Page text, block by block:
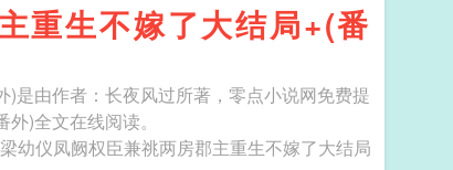
重生不嫁了大结局+(番
是由作者：长夜风过所著，零点小说网免费提
)全文在线阅读。